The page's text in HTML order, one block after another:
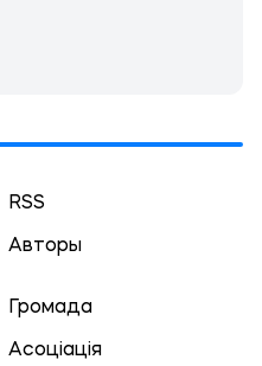
RSS
Авторы
Громада
Асоціація